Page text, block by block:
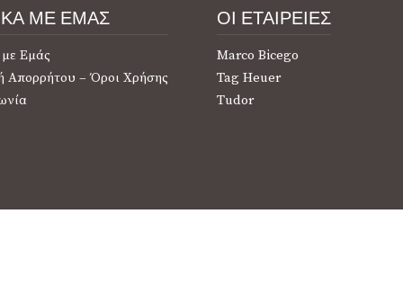
ΜΕ ΕΜΑΣ
Εμάς
Απορρήτου – Όροι Χρήσης
ΟΙ ΕΤΑΙΡΕΙΕΣ
Marco Bicego
Tag Heuer
Tudor